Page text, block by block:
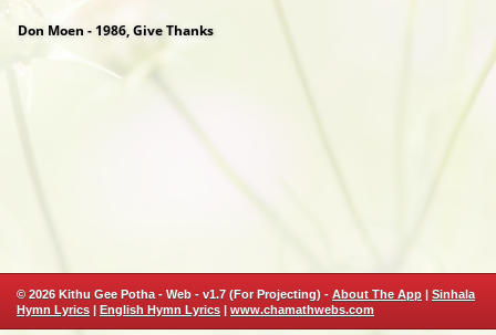
Don Moen - 1986, Give Thanks
© 2026 Kithu Gee Potha - Web - v1.7 (For Projecting) - About The App | Sinhala
Hymn Lyrics | English Hymn Lyrics | www.chamathwebs.com